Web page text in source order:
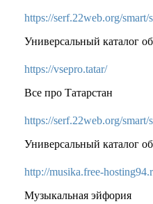
https://serf.22web.org/smart/
Универсальный каталог
https://vsepro.tatar/
Все про Татарстан
https://serf.22web.org/smart/
Универсальный каталог
http://musika.free-
Музыкальная эйфория